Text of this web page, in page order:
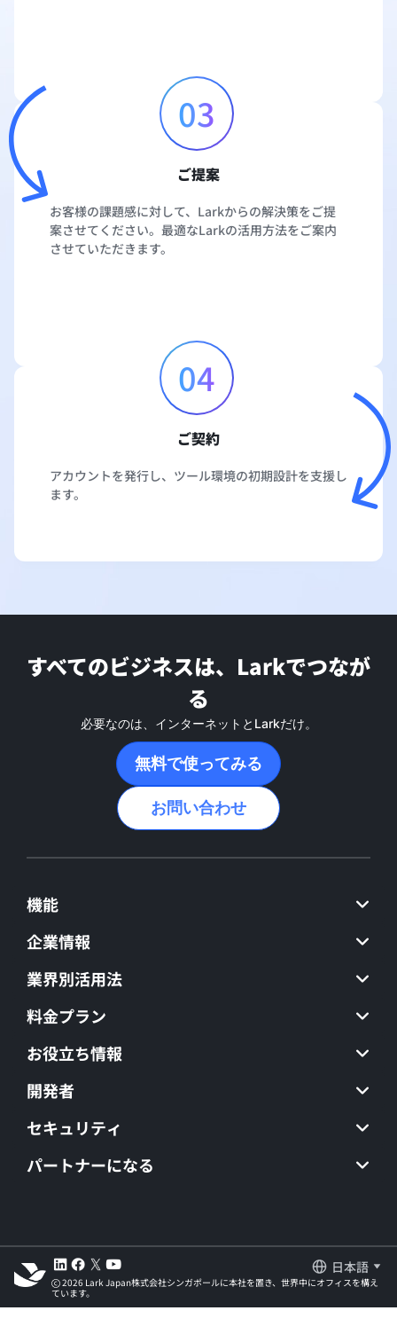
お客様の課題感に対して、Larkからの解決策をご提
案させてください。最適なLarkの活用方法をご案内
させていただきます。
ご提案
03
アカウントを発行し、ツール環境の初期設計を支援し
ます。
ご契約
04
すべてのビジネスは、Larkでつなが
る
必要なのは、インターネットとLarkだけ。
無料で使ってみる
お問い合わせ
機能
企業情報
業界別活用法
料金プラン
お役立ち情報
開発者
セキュリティ
パートナーになる
日本語
2026 Lark Japan株式会社シンガポールに本社を置き、世界中にオフィスを構え
ています。